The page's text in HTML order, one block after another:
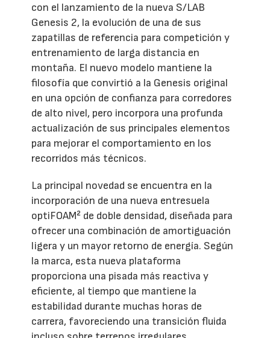
con el lanzamiento de la nueva S/LAB
Genesis 2, la evolución de una de sus
zapatillas de referencia para competición y
entrenamiento de larga distancia en
montaña. El nuevo modelo mantiene la
filosofía que convirtió a la Genesis original
en una opción de confianza para corredores
de alto nivel, pero incorpora una profunda
actualización de sus principales elementos
para mejorar el comportamiento en los
recorridos más técnicos.
La principal novedad se encuentra en la
incorporación de una nueva entresuela
optiFOAM² de doble densidad, diseñada para
ofrecer una combinación de amortiguación
ligera y un mayor retorno de energía. Según
la marca, esta nueva plataforma
proporciona una pisada más reactiva y
eficiente, al tiempo que mantiene la
estabilidad durante muchas horas de
carrera, favoreciendo una transición fluida